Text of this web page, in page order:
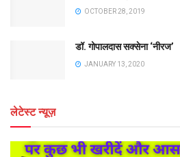
OCTOBER 28, 2019
डॉ. गोपालदास सक्सेना ‘नीरज’
JANUARY 13, 2020
लेटेस्ट न्यूज़